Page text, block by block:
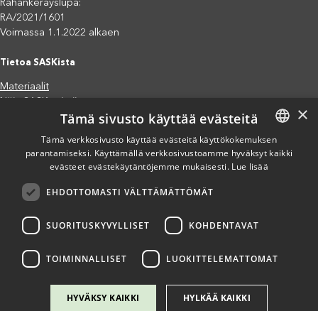
Rahankeräyslupa:
RA/2021/1601
Voimassa 1.1.2022 alkaen
Tietoa SASKista
Materiaalit
Jäsenjärjestöt
Saavutettavuusseloste
Tietosuojaseloste
Eettiset periaatteet (pdf)
Lahjoita
Osallistu
Liity kannatusjäseneksi
Ilmoita väärinkäytösepäilystä
FINNISH
×
Tämä sivusto käyttää evästeitä
Tämä verkkosivusto käyttää evästeitä käyttökokemuksen
parantamiseksi. Käyttämällä verkkosivustoamme hyväksyt kaikki
evästeet evästekäytäntöjemme mukaisesti. Lue lisää
EHDOTTOMASTI VÄLTTÄMÄTTÖMÄT
SUORITUSKYVYLLISET KOHDENTAVAT
TOIMINNALLISET LUOKITTELEMATTOMAT
HYVÄKSY KAIKKI HYLKÄÄ KAIKKI